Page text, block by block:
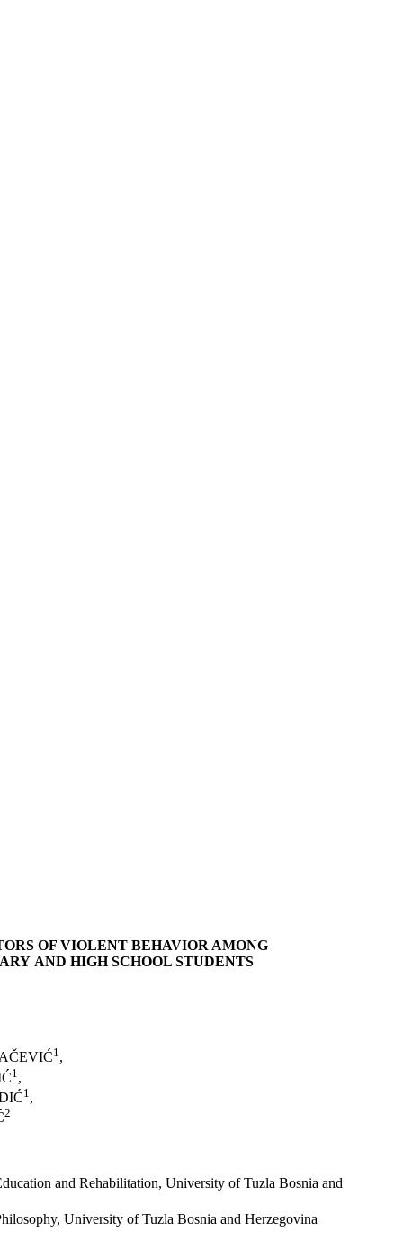
OF VIOLENT BEHAVIOR AMONG
AND HIGH SCHOOL STUDENTS
1,
1 ,
1 ,
2
and Rehabilitation, University of Tuzla Bosnia and
University of Tuzla Bosnia and Herzegovina